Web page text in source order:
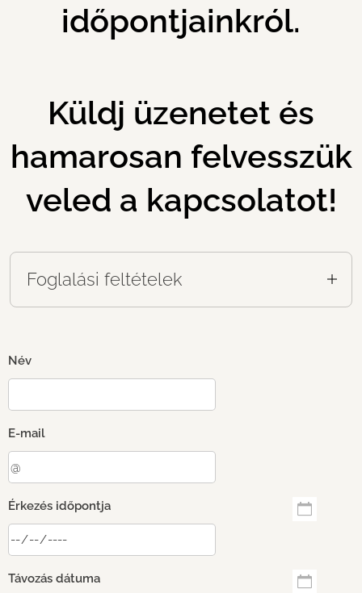
időpontjainkról.
Küldj üzenetet és
hamarosan felvesszük
veled a kapcsolatot!
Foglalási feltételek
használatát. Emellett biztosítunk fát is a
szabadtéri sütéshez és főzéshez.
A szállás lefoglalásához kérjük, hogy telefonon
vagy e-mailben vegye fel velünk a kapcsolatot,
utalja át nekünk. A számlaszámot a foglalás
pontosításakor e-mailben vagy telefonon fogjuk
megadni.
A foglaló megérkezéséről minden esetben
visszajelzést küldünk. A foglalás a foglaló
Név
E-mail
Érkezés időpontja
Távozás dátuma